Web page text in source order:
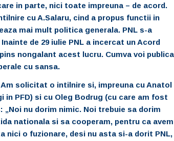
in parte, nici toate impreuna – de acord.
cu A.Salaru, cind a propus functii in
mai mult politica generala. PNL s-a
de 29 iulie PNL a incercat un Acord
nongalant acest lucru. Cumva voi publica
cu sansa.
solicitat o intilnire si, impreuna cu Anatol
PFD) si cu Oleg Bodrug (cu care am fost
„Noi nu dorim nimic. Noi trebuie sa dorim
nationala si sa cooperam, pentru ca avem
nici o fuzionare, desi nu asta si-a dorit PNL,